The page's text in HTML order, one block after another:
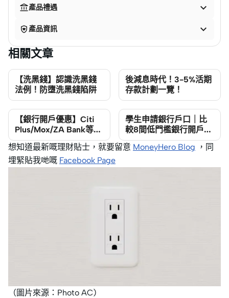
產品禮遇 
 產品資訊 
相關文章
【洗黑錢】認識洗黑錢
法例！防墮洗黑錢陷阱
後減息時代！3-5%活期
存款計劃一覽！
【銀行開戶優惠】Citi
Plus/Mox/ZA Bank等銀
行戶口優惠＋獨家優惠
合集
學生申請銀行戶口｜比
較8間低門檻銀行開戶口
最低存款及優惠2025
想知道最新嘅理財貼士，就要留意 MoneyHero Blog ，同
埋緊貼我哋嘅 Facebook Page
（圖片來源：Photo AC)